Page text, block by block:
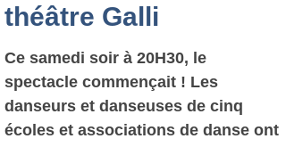
théâtre Galli
Ce samedi soir à 20H30, le
spectacle commençait ! Les
danseurs et danseuses de cinq
écoles et associations de danse ont